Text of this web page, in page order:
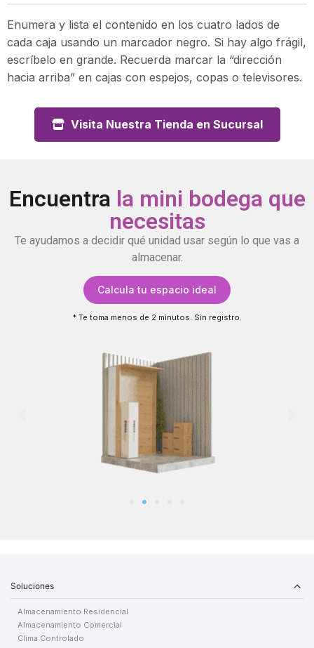
Enumera y lista el contenido en los cuatro lados de
cada caja usando un marcador negro. Si hay algo frágil,
escríbelo en grande. Recuerda marcar la “dirección
hacia arriba” en cajas con espejos, copas o televisores.
Visita Nuestra Tienda en Sucursal
Encuentra la mini bodega que
necesitas
Te ayudamos a decidir qué unidad usar según lo que vas a
almacenar.
Calcula tu espacio ideal
* Te toma menos de 2 minutos. Sin registro.
Soluciones
Almacenamiento Residencial
Almacenamiento Comercial
Clima Controlado